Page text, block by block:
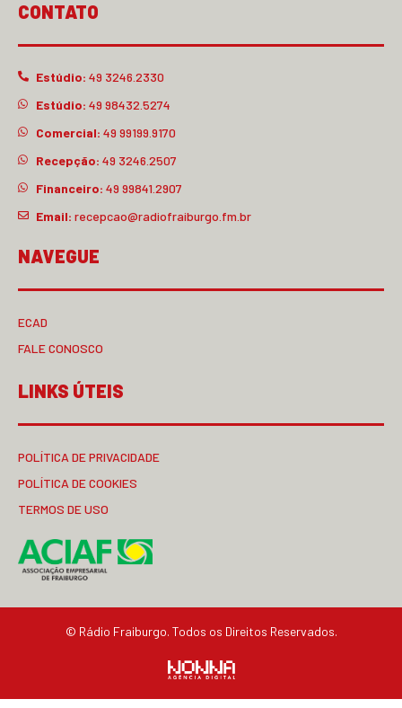
CONTATO
Estúdio: 49 3246.2330
Estúdio: 49 98432.5274
Comercial: 49 99199.9170
Recepção: 49 3246.2507
Financeiro: 49 99841.2907
Email: recepcao@radiofraiburgo.fm.br
NAVEGUE
ECAD
FALE CONOSCO
LINKS ÚTEIS
POLÍTICA DE PRIVACIDADE
POLÍTICA DE COOKIES
TERMOS DE USO
© Rádio Fraiburgo. Todos os Direitos Reservados.